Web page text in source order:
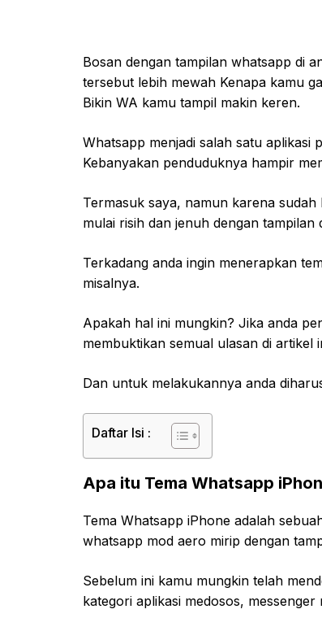
Bosan dengan tampilan whatsapp di
tersebut lebih mewah Kenapa kamu
Bikin WA kamu tampil makin keren.
Whatsapp menjadi salah satu aplikasi
Kebanyakan penduduknya hampir
Termasuk saya, namun karena
mulai risih dan jenuh dengan tampilan
Terkadang anda ingin menerapkan
misalnya.
Apakah hal ini mungkin? Jika anda
membuktikan semual ulasan di artikel
Dan untuk melakukannya anda
Daftar Isi :
Apa itu Tema Whatsapp
Tema Whatsapp iPhone adalah
whatsapp mod aero mirip dengan
Sebelum ini kamu mungkin telah
kategori aplikasi medosos, messenger